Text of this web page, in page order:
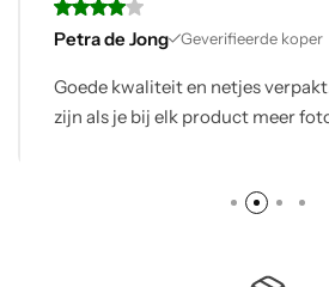
Karin Geverifieerde
Mijn bestelling was
volgens